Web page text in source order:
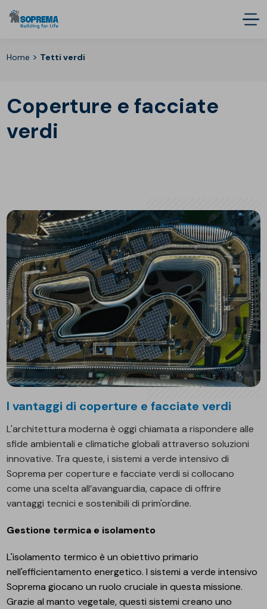
Home > Tetti verdi
Coperture e facciate
verdi
I vantaggi di coperture e facciate verdi
L'architettura moderna è oggi chiamata a rispondere alle
sfide ambientali e climatiche globali attraverso soluzioni
innovative. Tra queste, i sistemi a verde intensivo di
Soprema per coperture e facciate verdi si collocano
come una scelta all’avanguardia, capace di offrire
vantaggi tecnici e sostenibili di prim'ordine.
Gestione termica e isolamento
L'isolamento termico è un obiettivo primario
nell'efficientamento energetico. I sistemi a verde intensivo
Soprema giocano un ruolo cruciale in questa missione.
Grazie al manto vegetale, questi sistemi creano uno